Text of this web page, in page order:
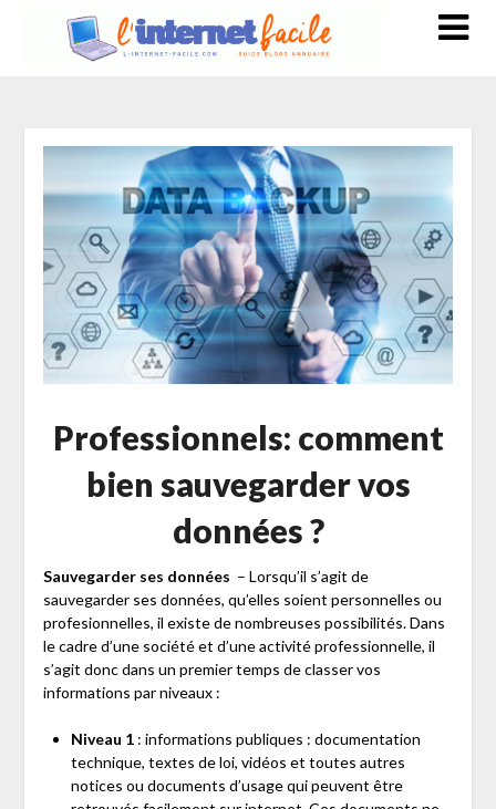
Professionnels: comment
bien sauvegarder vos
données ?
Sauvegarder ses données – Lorsqu’il s’agit de
sauvegarder ses données, qu’elles soient personnelles ou
profesionnelles, il existe de nombreuses possibilités. Dans
le cadre d’une société et d’une activité professionnelle, il
s’agit donc dans un premier temps de classer vos
informations par niveaux :
Niveau 1: informations publiques : documentation
technique, textes de loi, vidéos et toutes autres
notices ou documents d’usage qui peuvent être